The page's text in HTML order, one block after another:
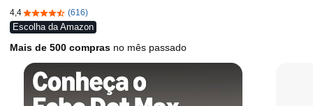
4,44,4 de 5 estrelas
(616)
Escolha da Amazon
Mais de 500 compras no mês passado